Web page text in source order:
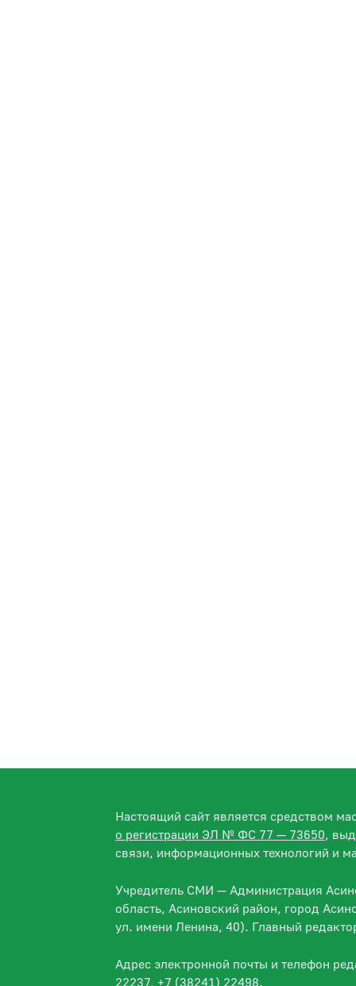
Настоящий сайт является средством
о регистрации ЭЛ № ФС 77 — 73650,
связи, информационных технологий и
Учредитель СМИ — Администрация
область, Асиновский район, город
ул. имени Ленина, 40). Главный
Адрес электронной почты и телефон
22237, +7 (38241) 22498.